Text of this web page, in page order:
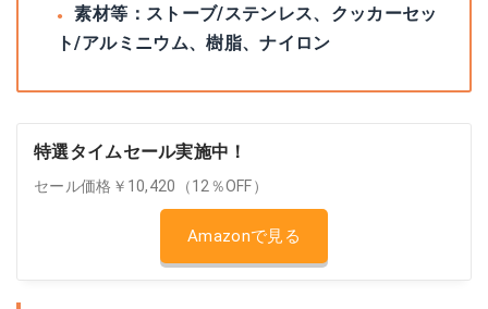
素材等：ストーブ/ステンレス、クッカーセッ
ト/アルミニウム、樹脂、ナイロン
特選タイムセール実施中！
セール価格￥10,420（12％OFF）
Amazonで見る